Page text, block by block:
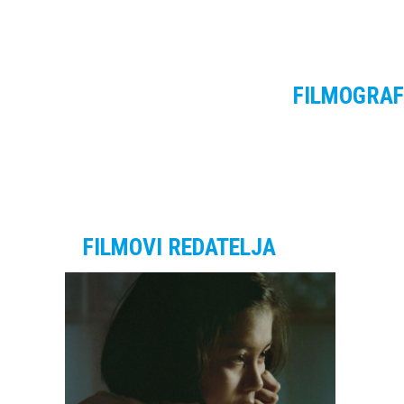
FILMOVI REDATELJA